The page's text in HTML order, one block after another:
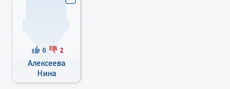
6 2
Алексеева
Нина
Симоновна